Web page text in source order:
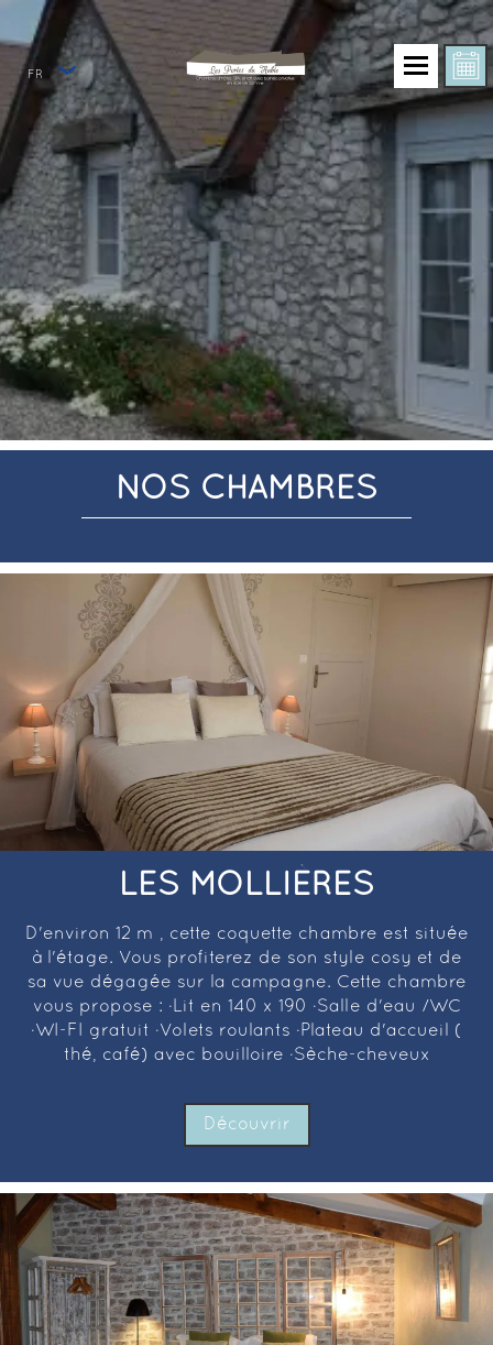
FR
NOS CHAMBRES
LES MOLLIÈRES
D'environ 12 m², cette coquette chambre est située
à l'étage. Vous profiterez de son style cosy et de
sa vue dégagée sur la campagne. Cette chambre
vous propose : ·Lit en 140 x 190 ·Salle d'eau /WC
·WI-FI gratuit ·Volets roulants ·Plateau d'accueil (
thé, café) avec bouilloire ·Sèche-cheveux
Découvrir